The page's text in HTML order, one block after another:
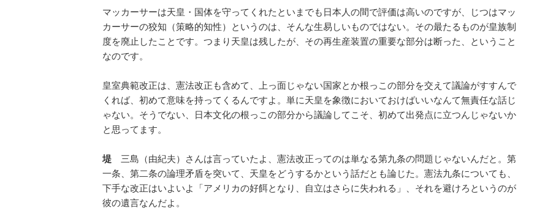
マッカーサーは天皇・国体を守ってくれたといまでも日本人の間で評価は高いのですが、じつはマッ
カーサーの狡知（策略的知性）というのは、そんな生易しいものではない。その最たるものが皇族制
度を廃止したことです。つまり天皇は残したが、その再生産装置の重要な部分は断った、ということ
なのです。
皇室典範改正は、憲法改正も含めて、上っ面じゃない国家とか根っこの部分を交えて議論がすすんで
くれば、初めて意味を持ってくるんですよ。単に天皇を象徴においておけばいいなんて無責任な話じ
ゃない。そうでない、日本文化の根っこの部分から議論してこそ、初めて出発点に立つんじゃないか
と思ってます。
堤 三島（由紀夫）さんは言っていたよ、憲法改正ってのは単なる第九条の問題じゃないんだと。第
一条、第二条の論理矛盾を突いて、天皇をどうするかという話だとも論じた。憲法九条についても、
下手な改正はいよいよ「アメリカの好餌となり、自立はさらに失われる」、それを避けろというのが
彼の遺言なんだよ。